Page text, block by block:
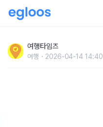
득한 봄 산책 명소
여행타임즈
여행 2026-04-14 14:40